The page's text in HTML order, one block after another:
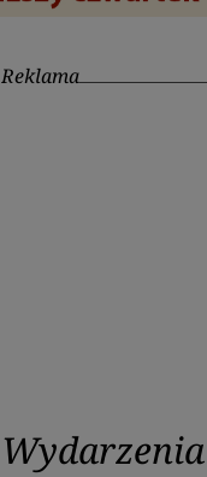
Reklama
Wydarzenia